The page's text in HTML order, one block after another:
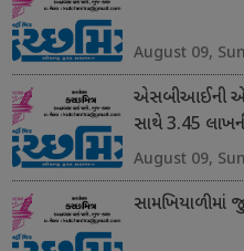
August 09,
એસબીઆઈની એપ
સાથે 3.45
August 09,
સામખિયાળીમાં